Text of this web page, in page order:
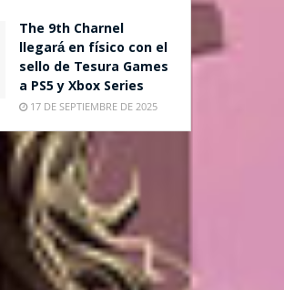
The 9th Charnel
llegará en físico con el
sello de Tesura Games
a PS5 y Xbox Series
17 DE SEPTIEMBRE DE 2025